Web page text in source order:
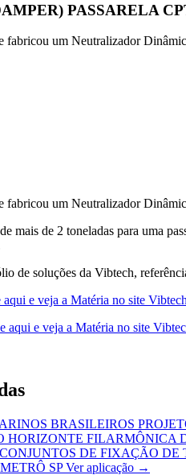
PASSARELA
fabricou um Neutralizador
fabricou um Neutralizador
mais de 2 toneladas para uma
de soluções da Vibtech,
e veja a Matéria no site
aqui e veja a Matéria no site
FILARMÔNICA
SP Ver aplicação →